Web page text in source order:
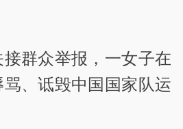
群众举报，一女子在
、诋毁中国国家队运